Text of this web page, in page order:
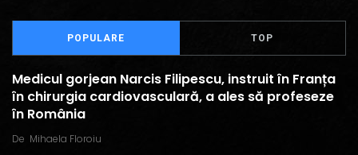
POPULARE TOP
Medicul gorjean Narcis Filipescu, instruit în Franța
în chirurgia cardiovasculară, a ales să profeseze
în România
De Mihaela Floroiu